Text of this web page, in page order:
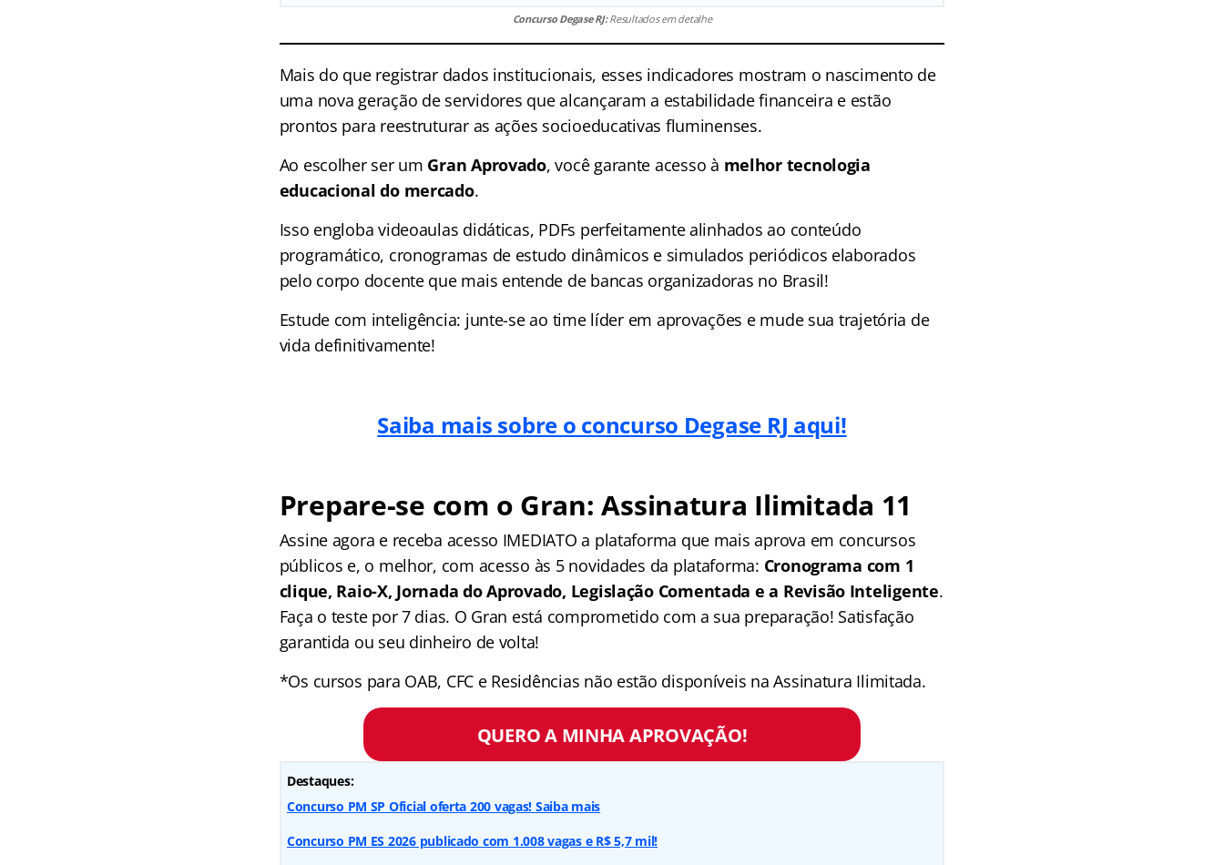
Concurso Degase RJ:Resultados em detalhe
Mais do que registrar dados institucionais, esses indicadores mostram o nascimento de
uma nova geração de servidores que alcançaram a estabilidade financeira e estão
prontos para reestruturar as ações socioeducativas fluminenses.
Ao escolher ser um Gran Aprovado, você garante acesso à melhor tecnologia
educacional do mercado.
Isso engloba videoaulas didáticas, PDFs perfeitamente alinhados ao conteúdo
programático, cronogramas de estudo dinâmicos e simulados periódicos elaborados
pelo corpo docente que mais entende de bancas organizadoras no Brasil!
Estude com inteligência: junte-se ao time líder em aprovações e mude sua trajetória de
vida definitivamente!
Saiba mais sobre o concurso Degase RJ aqui!
Prepare-se com o Gran: Assinatura Ilimitada 11
Assine agora e receba acesso IMEDIATO a plataforma que mais aprova em concursos
públicos e, o melhor, com acesso às 5 novidades da plataforma: Cronograma com 1
clique, Raio-X, Jornada do Aprovado, Legislação Comentada e a Revisão Inteligente.
Faça o teste por 7 dias. O Gran está comprometido com a sua preparação! Satisfação
garantida ou seu dinheiro de volta!
*Os cursos para OAB, CFC e Residências não estão disponíveis na Assinatura Ilimitada.
QUERO A MINHA APROVAÇÃO!
Destaques:
Concurso PM SP Oficial oferta 200 vagas! Saiba mais
Concurso PM ES 2026 publicado com 1.008 vagas e R$ 5,7 mil!